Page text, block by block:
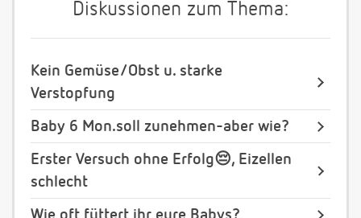
Diskussionen zum Thema:
Kein Gemüse/Obst u. starke
Verstopfung
Baby 6 Mon.soll zunehmen-aber wie?
Erster Versuch ohne Erfolg😔, Eizellen
schlecht